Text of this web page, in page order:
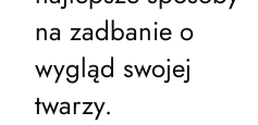
na zadbanie o
wygląd swojej
twarzy.